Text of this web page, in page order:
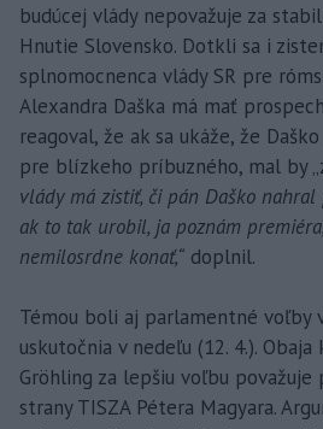
budúcej vlády nepovažuje za
Hnutie Slovensko. Dotkli sa i
splnomocnenca vlády SR pre
Alexandra Daška má mať
reagoval, že ak sa ukáže, že
pre blízkeho príbuzného, mal by
vlády má zistiť, či pán Daško nahral
ak to tak urobil, ja poznám
nemilosrdne konať,“ doplnil.
Témou boli aj parlamentné voľby
uskutočnia v nedeľu (12. 4.).
Gröhling za lepšiu voľbu považuje
strany TISZA Pétera Magyara.